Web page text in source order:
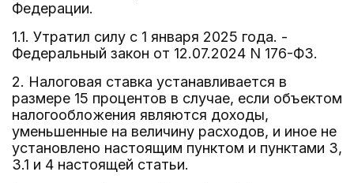
Федерации.
1.1. Утратил силу с 1 января 2025 года. -
Федеральный закон от 12.07.2024 N 176-ФЗ.
2. Налоговая ставка устанавливается в
размере 15 процентов в случае, если объектом
налогообложения являются доходы,
уменьшенные на величину расходов, и иное не
установлено настоящим пунктом и пунктами 3,
3.1 и 4 настоящей статьи.